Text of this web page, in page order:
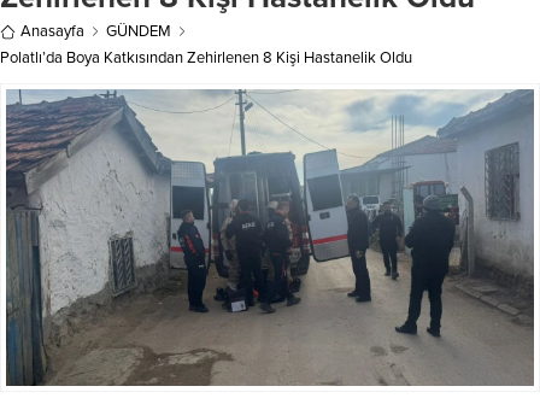
Anasayfa
GÜNDEM
Polatlı’da Boya Katkısından Zehirlenen 8 Kişi Hastanelik Oldu